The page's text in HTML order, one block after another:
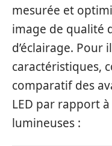
mesurée et
image de qualité
d’éclairage. Pour
caractéristiques,
comparatif des
LED par rapport à
lumineuses :